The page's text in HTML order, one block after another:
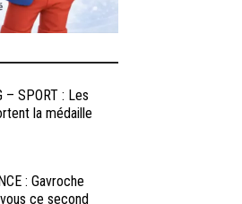
– SPORT : Les
la médaille
: Gavroche
ce second